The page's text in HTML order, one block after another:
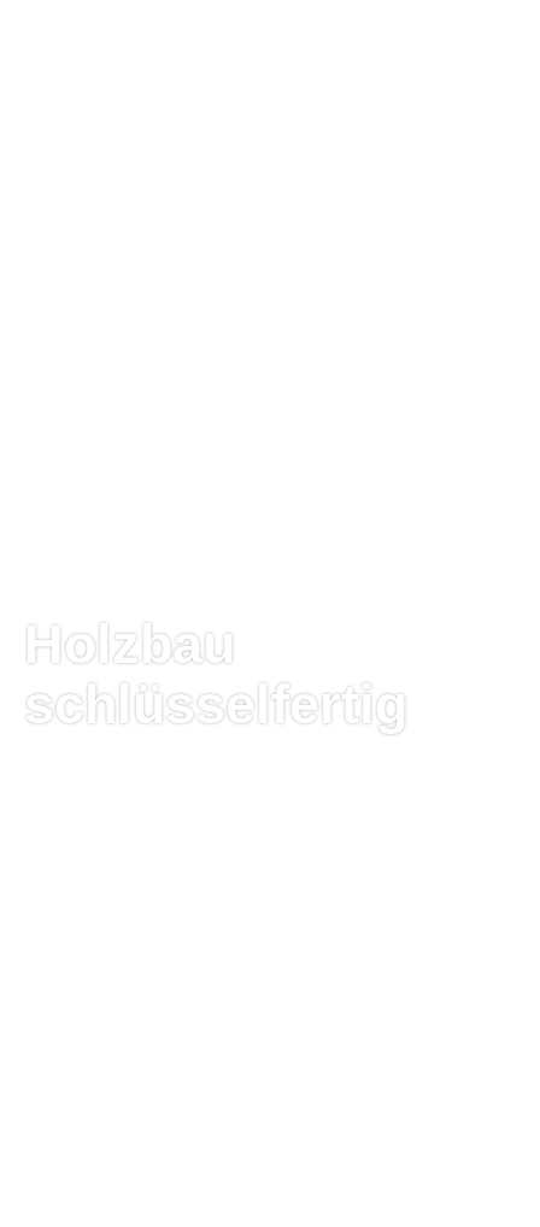
Holzbau
schlüsselfertig